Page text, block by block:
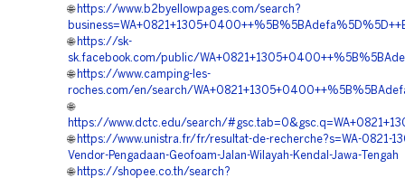
🌐 https://www.b2byellowpages.com/search?
🌐 https://sk-
sk.facebook.com/public/
🌐 https://www.camping-les-
roches.com/en/search/
🌐
https://www.dctc.edu/search/
🌐 https://www.unistra.fr/fr/resultat-de-recherche?s=WA-0821-
Vendor-Pengadaan-Geofoam-Jalan-Wilayah-Kendal-Jawa-Tengah
🌐 https://shopee.co.th/search?